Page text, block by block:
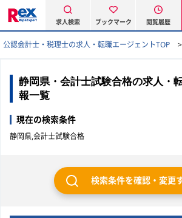
求人検索 ブックマーク 閲覧履歴
公認会計士・税理士の求人・転職エージェントTOP
静岡県・会計士試験合格の求人・
報一覧
現在の検索条件
静岡県,会計士試験合格
検索条件を確認・変更